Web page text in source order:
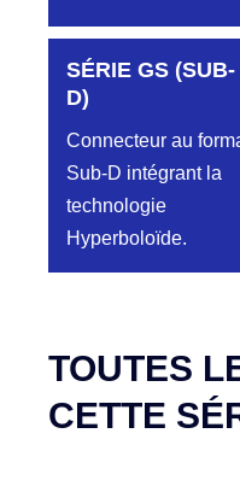
Aucune pièce
SÉRIE GS (SUB-
D)
Connecteur au
Sub-D intégrant la
technologie
Hyperboloïde.
TOUTES
CETTE